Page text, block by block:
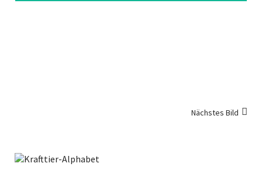
Nächstes Bild